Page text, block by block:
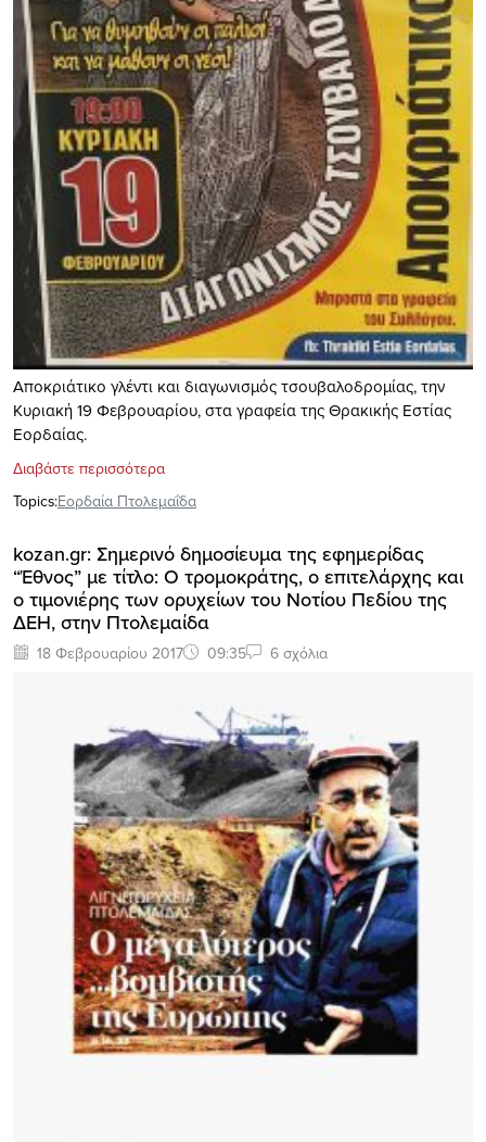
Aποκριάτικο γλέντι και διαγωνισμός τσουβαλοδρομίας, την
Κυριακή 19 Φεβρουαρίου, στα γραφεία της Θρακικής Εστίας
Εορδαίας.
Διαβάστε περισσότερα
Topics:Εορδαία Πτολεμαΐδα
kozan.gr: Σημερινό δημοσίευμα της εφημερίδας
“Έθνος” με τίτλο: Ο τρομοκράτης, ο επιτελάρχης και
ο τιμονιέρης των ορυχείων του Νοτίου Πεδίου της
ΔΕΗ, στην Πτολεμαίδα
18 Φεβρουαρίου 2017 09:35 6 σχόλια